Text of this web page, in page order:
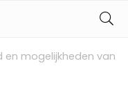
en mogelijkheden van